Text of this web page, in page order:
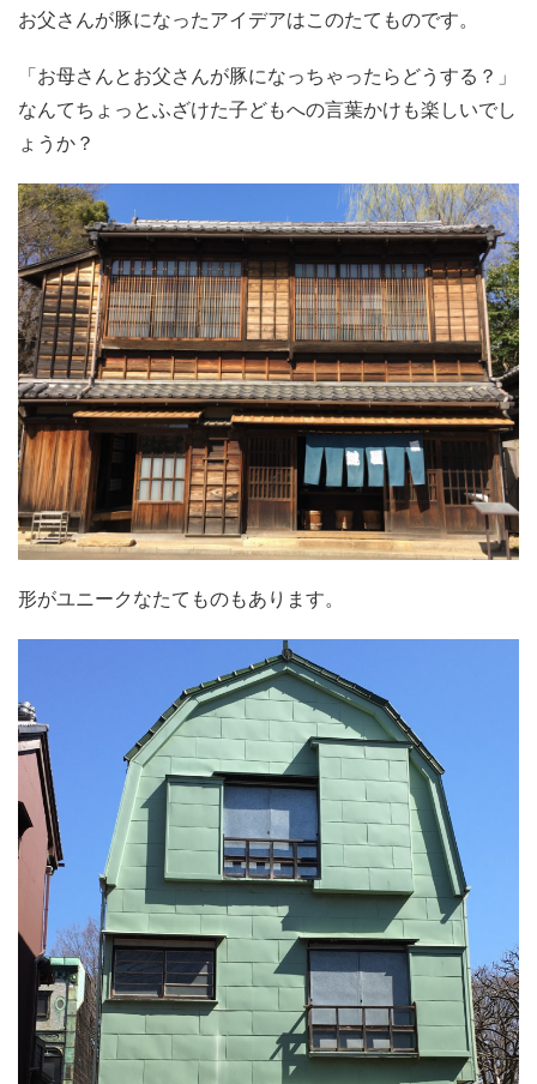
お父さんが豚になったアイデアはこのたてものです。
「お母さんとお父さんが豚になっちゃったらどうする？」
なんてちょっとふざけた子どもへの言葉かけも楽しいでし
ょうか？
形がユニークなたてものもあります。